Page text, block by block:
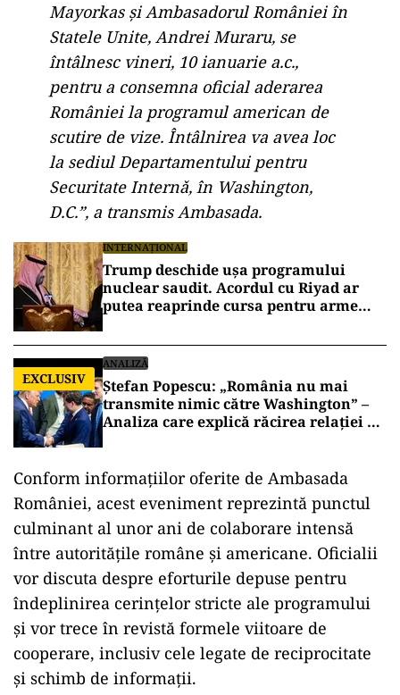
Mayorkas și Ambasadorul României în
Statele Unite, Andrei Muraru, se
întâlnesc vineri, 10 ianuarie a.c.,
pentru a consemna oficial aderarea
României la programul american de
scutire de vize. Întâlnirea va avea loc
la sediul Departamentului pentru
Securitate Internǎ, în Washington,
D.C.”, a transmis Ambasada.
INTERNAȚIONAL
Trump deschide ușa programului
nuclear saudit. Acordul cu Riyad ar
putea reaprinde cursa pentru arme
EXCLUSIV
ANALIZĂ
Ștefan Popescu: „România nu mai
transmite nimic către Washington” –
Analiza care explică răcirea relației cu
Conform informațiilor oferite de Ambasada
României, acest eveniment reprezintă punctul
culminant al unor ani de colaborare intensă
între autoritățile române și americane. Oficialii
vor discuta despre eforturile depuse pentru
îndeplinirea cerințelor stricte ale programului
și vor trece în revistă formele viitoare de
cooperare, inclusiv cele legate de reciprocitate
și schimb de informații.